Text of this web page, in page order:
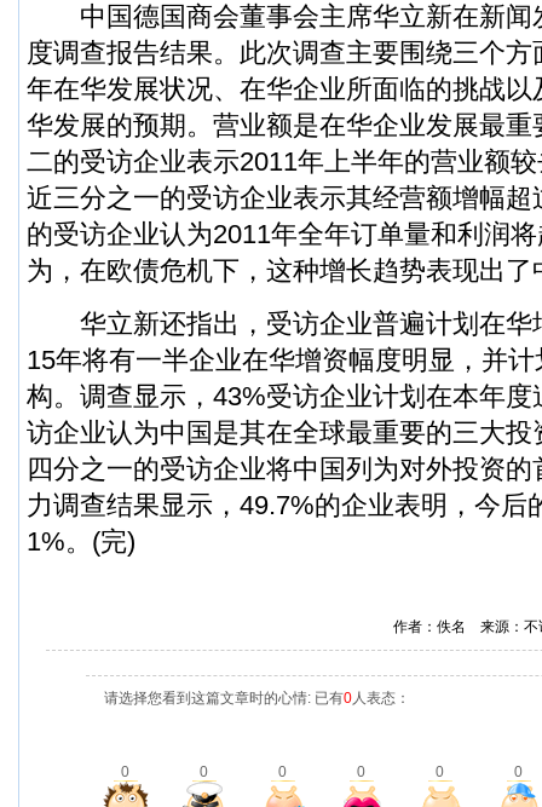
中国德国商会董事会主席华立新在新闻
度调查报告结果。此次调查主要围绕三个
年在华发展状况、在华企业所面临的挑战
华发展的预期。营业额是在华企业发展最
二的受访企业表示2011年上半年的营业额
近三分之一的受访企业表示其经营额增幅
的受访企业认为2011年全年订单量和利润
为，在欧债危机下，这种增长趋势表现出
华立新还指出，受访企业普遍计划在华
15年将有一半企业在华增资幅度明显，并
构。调查显示，43%受访企业计划在本年
访企业认为中国是其在全球最重要的三大
四分之一的受访企业将中国列为对外投资
力调查结果显示，49.7%的企业表明，今后
1%。(完)
作者：佚名 来源：
请选择您看到这篇文章时的心情: 已有0人表态：
0 0 0 0 0 0